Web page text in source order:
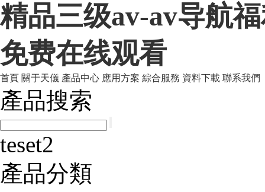
精品三级av-av导航
免费在线观看
首頁 關于天儀 產品中心 應用方案 綜合服務 資料下載 聯系我們
產品搜索
teset2
產品分類